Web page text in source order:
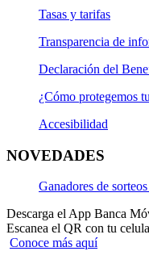
Tasas y tarifas
Transparencia de
Declaración del
¿Cómo protegemos
Accesibilidad
NOVEDADES
Ganadores de
Descarga el App Banca
Escanea el QR con tu
Conoce más aquí